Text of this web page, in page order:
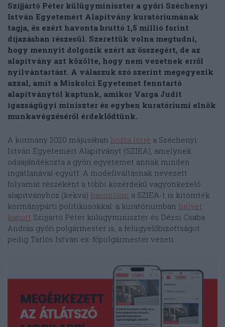
Szijjártó Péter külügyminiszter a győri Széchenyi
István Egyetemért Alapítvány kuratóriumának
tagja, és ezért havonta bruttó 1,5 millió forint
díjazásban részesül. Szerettük volna megtudni,
hogy mennyit dolgozik ezért az összegért, de az
alapítvány azt közölte, hogy nem vezetnek erről
nyilvántartást. A válaszuk szó szerint megegyezik
azzal, amit a Miskolci Egyetemet fenntartó
alapítványtól kaptunk, amikor Varga Judit
igazságügyi miniszter és egyben kuratóriumi elnök
munkavégzéséről érdeklődtünk.
A kormány 2020 májusában hozta létre a Széchenyi
István Egyetemért Alapítványt (SZIEA), amelynek
odaajándékozta a győri egyetemet annak minden
ingatlanával együtt. A modellváltásnak nevezett
folyamat részeként a többi közérdekű vagyonkezelő
alapítványhoz (kekva) hasonlóan a SZIEA-t is kitömték
kormánypárti politikusokkal: a kuratóriumban helyet
kapott Szijjártó Péter külügyminiszter és Dézsi Csaba
András győri polgármester is, a felügyelőbizottságot
pedig Tarlós István ex-főpolgármester vezeti.